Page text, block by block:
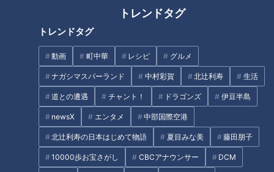
トレンドタグ
トレンドタグ
動画 町中華 レシピ グルメ
ナガシマスパーランド 中村彩賀 北辻利寿 生活
道との遭遇 チャント！ ドラゴンズ 伊豆半島
newsX エンタメ 中部国際空港
北辻利寿の日本はじめて物語 夏目みな美 藤田朋子
10000歩お宝さがし CBCアナウンサー DCM
の作り方【キユーピー３分クッ
2000円以下で大満足！愛知県発
祥「ステーキのあさくま」の人
ングも発表
生活 エンタメ ショッピング
オススメ関連コンテンツ